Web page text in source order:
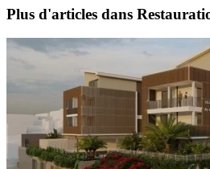
Plus d'articles dans